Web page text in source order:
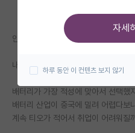
미국 유학 게시판
미국 대학원 합격 후기 게시
대학원 합격 후기 게시판
연구실(PI) 홍보 게시판
석박사 채용 정보 게시판
안녕하세요
내년 전기에 배터리 연구실로 석사 진
배터리가 가장 적성에 맞아서 선택했
배터리 산업이 중국에 밀려 어렵다보
계속 티오가 적어서 취업이 어려워질
자세
하루 동안 이 컨텐츠 보지 않기